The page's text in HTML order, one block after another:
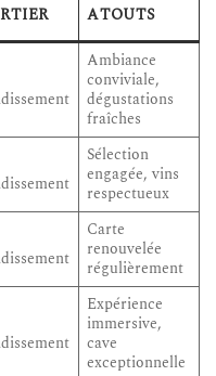
ATOUTS
Ambiance
conviviale,
dégustations
fraîches
Sélection
engagée, vins
respectueux
Carte
renouvelée
régulièrement
Expérience
immersive,
cave
exceptionnelle